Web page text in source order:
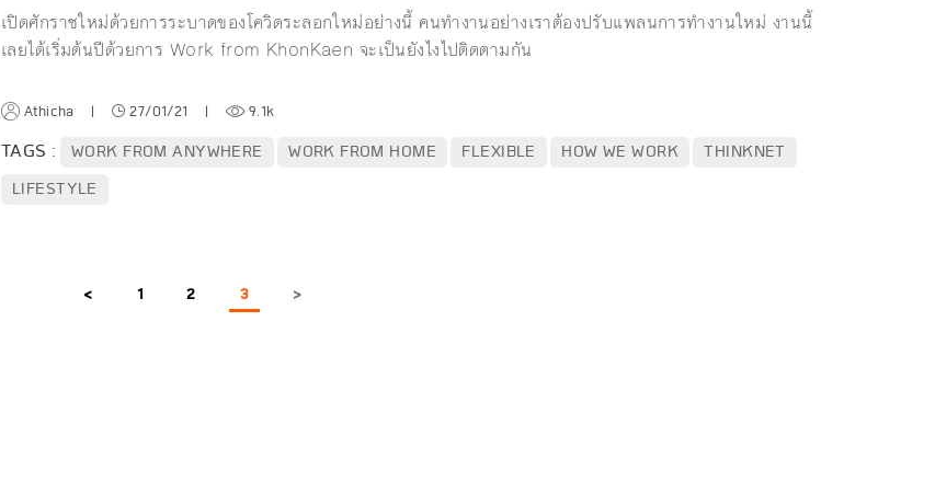
เปิดศักราชใหม่ด้วยการระบาดของโควิดระลอกใหม่อย่างนี้ คนทำงานอย่างเราต้องปรับแพลนการทำงานใหม่ งานนี้
เลยได้เริ่มต้นปีด้วยการ Work from KhonKaen จะเป็นยังไงไปติดตามกัน
Athicha | 27/01/21 | 9.1k
TAGS : WORK FROM ANYWHERE WORK FROM HOME FLEXIBLE HOW WE WORK
THINKNET
LIFESTYLE
< 1 2 3 >